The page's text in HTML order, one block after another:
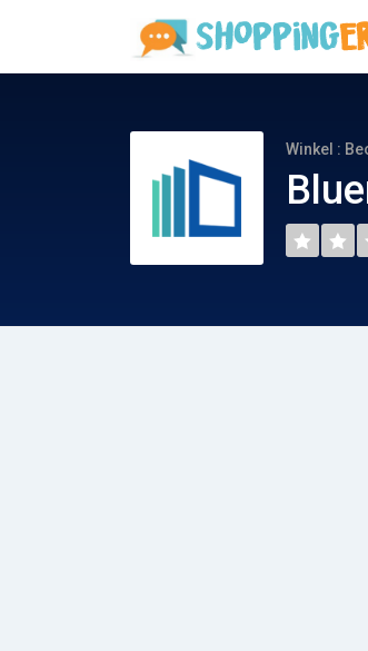
Winkel :